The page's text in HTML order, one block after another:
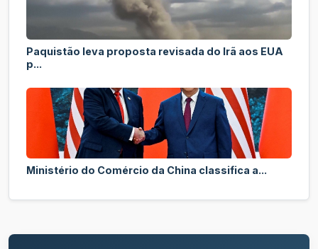
Paquistão leva proposta revisada do Irã aos EUA
p...
Ministério do Comércio da China classifica a...